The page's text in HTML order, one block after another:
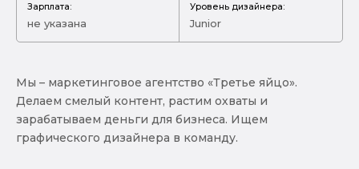
Зарплата:
не указана
Уровень дизайнера:
Junior
Мы – маркетинговое агентство «Третье яйцо».
Делаем смелый контент, растим охваты и
зарабатываем деньги для бизнеса. Ищем
графического дизайнера в команду.